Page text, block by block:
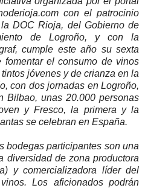
con el patrocinio
DOC Rioja, del Gobierno de
de Logroño, y con la
cumple este año su sexta
el consumo de vinos
jóvenes y de crianza en la
con dos jornadas en Logroño,
Bilbao, unas 20.000 personas
y Fresco, la primera y la
se celebran en España.
bodegas participantes son una
diversidad de zona productora
y comercializadora líder del
Los aficionados podrán